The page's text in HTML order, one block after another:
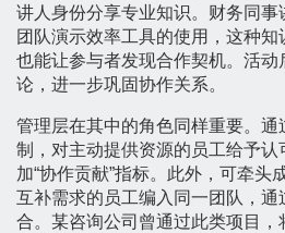
讲人身份分享专业知识。财务同
团队演示效率工具的使用，这种知
也能让参与者发现合作契机。活
论，进一步巩固协作关系。
管理层在其中的角色同样重要。
制，对主动提供资源的员工给予
加“协作贡献”指标。此外，可牵头
互补需求的员工编入同一团队，
合。某咨询公司曾通过此类项目